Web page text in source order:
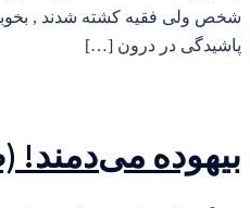
شخص ولی فقیه کشته شدند ,
پاشیدگی در درون […]
بیهوده